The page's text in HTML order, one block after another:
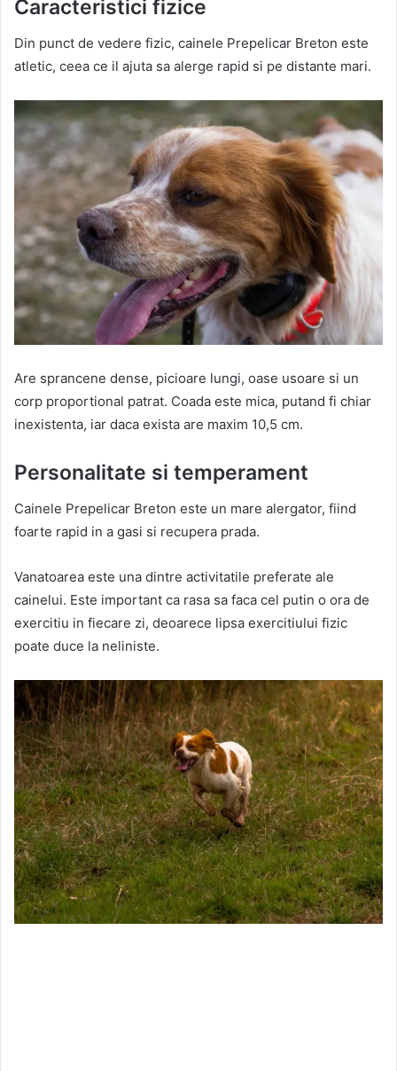
Caracteristici fizice
Din punct de vedere fizic, cainele Prepelicar Breton este
atletic, ceea ce il ajuta sa alerge rapid si pe distante mari.
Are sprancene dense, picioare lungi, oase usoare si un
corp proportional patrat. Coada este mica, putand fi chiar
inexistenta, iar daca exista are maxim 10,5 cm.
Personalitate si temperament
Cainele Prepelicar Breton este un mare alergator, fiind
foarte rapid in a gasi si recupera prada.
Vanatoarea este una dintre activitatile preferate ale
cainelui. Este important ca rasa sa faca cel putin o ora de
exercitiu in fiecare zi, deoarece lipsa exercitiului fizic
poate duce la neliniste.